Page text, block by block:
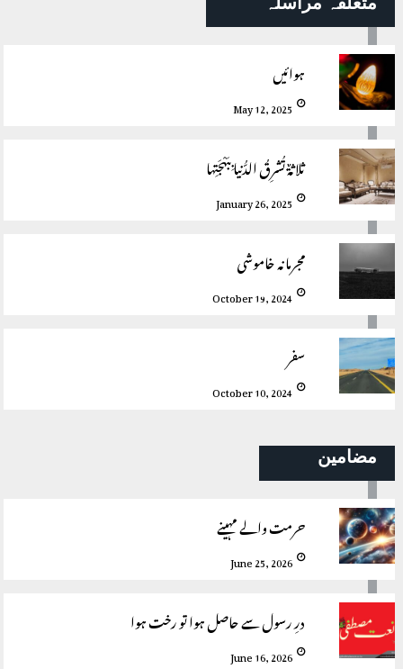
ہوائیں
May 12, 2025
ثلاثةٌ تُشرِقُ الدُّنيا بِبَهْجَتِها
January 26, 2025
مجرمانہ خاموشی
October 19, 2024
سفر
October 10, 2024
مضامین
حرمت والے مہینے
June 25, 2026
درِ رسول سے حاصل ہوا تو رخت ہوا
June 16, 2026